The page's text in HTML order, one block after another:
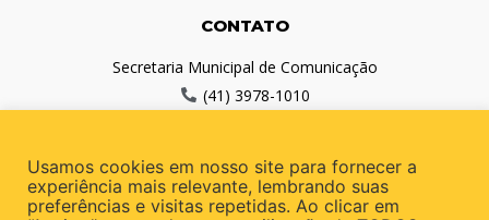
CONTATO
Secretaria Municipal de Comunicação
(41) 3978-1010
REDES SOCIAIS
Usamos cookies em nosso site para fornecer a
experiência mais relevante, lembrando suas
preferências e visitas repetidas. Ao clicar em